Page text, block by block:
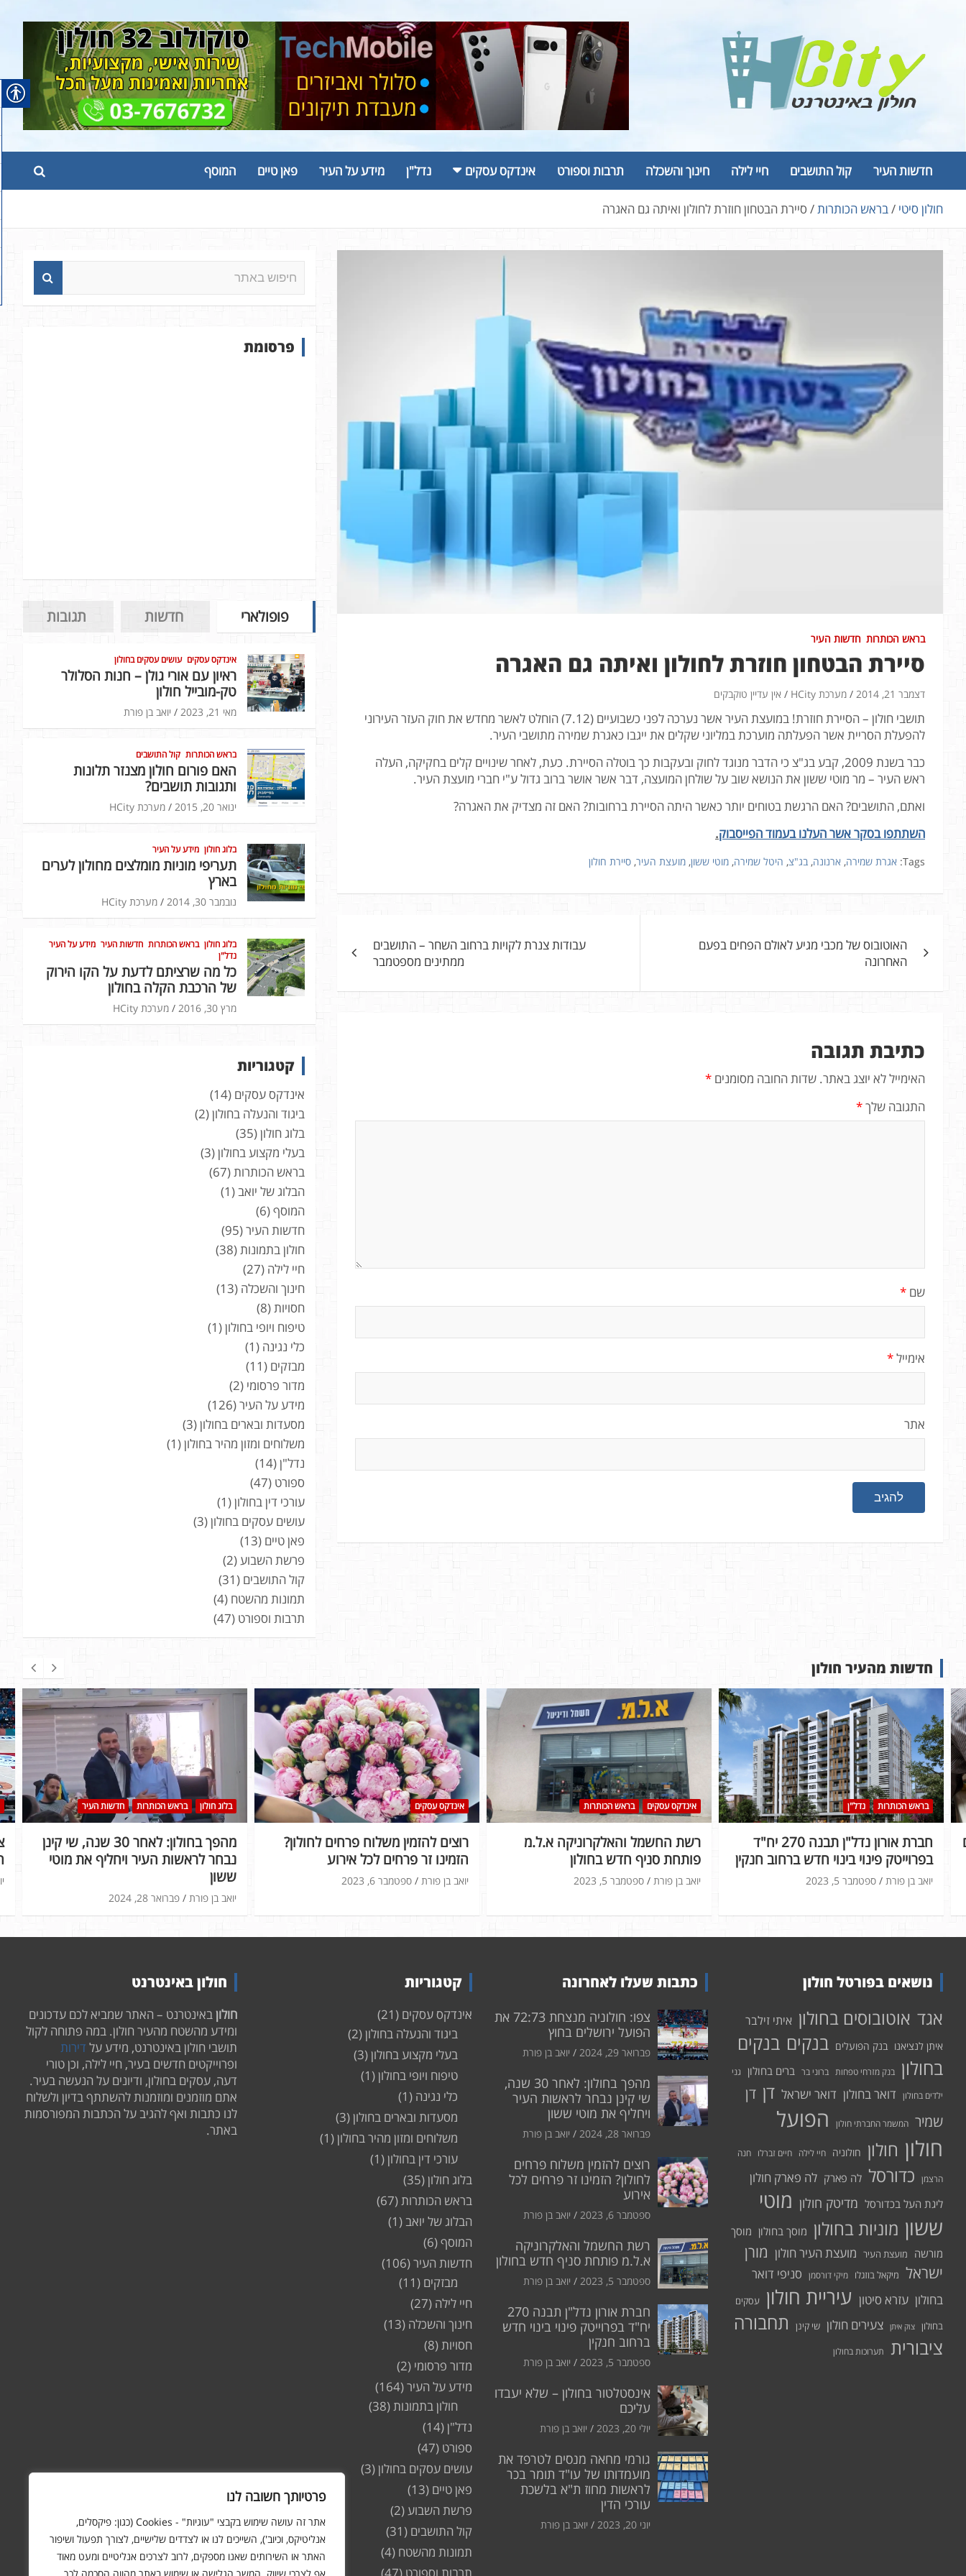
פרטיותך חשובה לנו
אתר זה עושה שימוש בקבצי "עוגיות" - Cookies (כגון: פיקסלים,
אנליטיקס, וכיוב'), השייכים לנו או לצדדים שלישיים, לצורך תפעול ושיפור
האתר או השירותים שאנו מספקים, לרוב לצרכים אנליטיים ומעט מאוד
חדשות העיר קול התושבים חיי לילה חינוך והשכלה תרבות וספורט אינדקס עסקים נדל"ן מידע על העיר פאן טיים המוסף
חולון סיטי בראש הכותרות סיירת הבטחון חוזרת לחולון ואיתה גם האגרה
בראש הכותרות חדשות העיר
סיירת הבטחון חוזרת לחולון ואיתה גם האגרה
דצמבר 21, 2014 מערכת HCity אין עדיין טוקבקים
תושבי חולון – הסיירת חוזרת! במועצת העיר אשר נערכה לפני כשבועיים (7.12) הוחלט לאשר מחדש את חוק העזר העירוני
להפעלת הסריית אשר הפעלתה מוערכת במליוני שקלים את ייגבו כאגרת שמירה מתושבי העיר.
כבר בשנת 2009, קבע בג"צ כי הדבר מנוגד לחוק ובעקבות כך בוטלה הסיירת. כעת, לאחר שינויים קלים בחקיקה, העלה
ראש העיר – מר מוטי ששון את הנושא שוב על שולחן המועצה, דבר אשר אושר ברוב גדול ע"י חברי מועצת העיר.
ואתם, התושבים? האם הרגשת בטוחים יותר כאשר היתה הסיירת ברחובות? האם זה מצדיק את האגרה?
השתתפו בסקר אשר העלנו בעמוד הפייסבוק.
Tags: אגרת שמירה, ארנונה, בג"צ, היטל שמירה, מוטי ששון, מועצת העיר, סיירת חולון
האוטובוס של מכבי מגיע לאולם הפחים בפעם
האחרונה
עבודות צנרת לקויות ברחוב השחר – התושבים
ממתינים מספטמבר
כתיבת תגובה
האימייל לא יוצג באתר. שדות החובה מסומנים *
התגובה שלך*
שם *
אימייל*
אתר
פ
ש
פרסומת
פופולארי חדשות תגובות
אינדקס עסקים עושים עסקים בחולון
ראיון עם אורי גולן – חנות הסלולר
טק-מובייל חולון
מאי 21, 2023 יואב בן פורת
בראש הכותרות קול התושבים
האם פורום חולון מצנזר תלונות
ותגובות תושבים?
ינואר 20, 2015 מערכת HCity
בלוג חולון מידע על העיר
תעריפי מוניות מומלצים מחולון לערים
בארץ
נובמבר 30, 2014 מערכת HCity
בלוג חולון בראש הכותרות חדשות העיר מידע על העיר
נדל"ן
כל מה שרציתם לדעת על הקו הירוק
של הרכבת הקלה בחולון
מרץ 30, 2016 מערכת HCity
קטגוריות
אינדקס עסקים (14)
ביגוד והנעלה בחולון(2)
בלוג חולון(35)
בעלי מקצוע בחולון(3)
בראש הכותרות (67)
הבלוג של יואב (1)
המוסף(6)
חדשות העיר(95)
חולון בתמונות (38)
חיי לילה (27)
חינוך והשכלה (13)
חסויות (8)
טיפוח ויופי בחולון(1)
כלי נגינה (1)
מבזקים (11)
מדור פרסומי (2)
מידע על העיר(126)
מסעדות ובארים בחולון(3)
משלוחים ומזון מהיר בחולון(1)
נדל"ן(14)
ספורט (47)
עורכי דין בחולון(1)
עושים עסקים בחולון(3)
פאן טיים (13)
פרשת השבוע (2)
קול התושבים (31)
תמונות מהשטח (4)
תרבות וספורט (47)
חדשות מהעיר חולון
בלוג חולון בראש הכותרות חדשות העיר
מהפך בחולון: לאחר 30 שנה, שי קינן
נבחר לראשות העיר ויחליף את מוטי
ששון
פברואר 28, 2024 יואב בן פורת
אינדקס עסקים
רוצים להזמין משלוח פרחים לחולון?
הזמינו זר פרחים לכל אירוע
ספטמבר 6, 2023 יואב בן פורת
אינדקס עסקים בראש הכותרות
רשת החשמל והאלקרוניקה א.ל.מ
פותחת סניף חדש בחולון
ספטמבר 5, 2023 יואב בן פורת
בראש הכותרות נדל"ן
חברת אורון נדל"ן תבנה 270 יח"ד
בפרוייטק פינוי בינוי חדש ברחוב חנקין
ספטמבר 5, 2023 יואב בן פורת
נושאים בפורטל חולון
אגד אוטובוסים בחולון איתי זילבר
איתן לנציאנו בנק הפועלים בנקים בנקים
בחולון בנק מזרחי טפחות ברוני בר ברים בחולון גני
ילדים בחולון דואר בחולון דואר ישראל דן דן
שמיר המשמר החברתי חולון
הפועל
חולון חולון חולוניה חיי לילה חיים זברלו חנה
הרצמן כדורסל לה פארק לה פארק חולון
ליגת העל בכדורסל מדיטק חולון מוטי
ששון מוניות בחולון מוסך בחולון מוסך
מורשה
מועצת העיר מועצת העיר חולון מורן
ישראל מיקאל בוזגלו מיקי דורסמן סניפי דואר
בחולון עזרא סיטון עיריית חולון עסקים
בחולון
צוק איתן צעירים חולון שי קינן
תחבורה
ציבורית
תערוכות בחולון
כתבות שעלו לאחרונה
צפו: חולוניה מנצחת 72:73 את
הפועל ירושלים בחוץ
פברואר 29, 2024 יואב בן פורת
מהפך בחולון: לאחר 30 שנה,
שי קינן נבחר לראשות העיר
ויחליף את מוטי ששון
פברואר 28, 2024 יואב בן פורת
רוצים להזמין משלוח פרחים
לחולון? הזמינו זר פרחים לכל
אירוע
ספטמבר 6, 2023 יואב בן פורת
רשת החשמל והאלקרוניקה
א.ל.מ פותחת סניף חדש בחולון
ספטמבר 5, 2023 יואב בן פורת
חברת אורון נדל"ן תבנה 270
יח"ד בפרוייטק פינוי בינוי חדש
ברחוב חנקין
ספטמבר 5, 2023 יואב בן פורת
אינסטלטור בחולון – שלא יעבדו
עליכם
יולי 20, 2023 יואב בן פורת
גורמי מחאה מנסים לטרפד את
מועמדותו של עו"ד תומר בכר
לראשות מחוז ת"א בלשכת
עורכי הדין
יוני 20, 2023 יואב בן פורת
קטגוריות
אינדקס עסקים (21)
ביגוד והנעלה בחולון(2)
בעלי מקצוע בחולון(3)
טיפוח ויופי בחולון(1)
כלי נגינה (1)
מסעדות ובארים בחולון(3)
משלוחים ומזון מהיר בחולון(1)
עורכי דין בחולון(1)
בלוג חולון(35)
בראש הכותרות(67)
הבלוג של יואב (1)
המוסף(6)
חדשות העיר(106)
מבזקים (11)
חיי לילה (27)
חינוך והשכלה (13)
חסויות(8)
מדור פרסומי (2)
מידע על העיר(164)
חולון בתמונות(38)
נדל"ן(14)
ספורט (47)
עושים עסקים בחולון(3)
פאן טיים (13)
פרשת השבוע(2)
קול התושבים (31)
תמונות מהשטח (4)
חולון באינטרנט
חולוןבאינטרנט – האתר שמביא לכם עדכונים
ומידע מהשטח מהעיר חולון. במה פתוחה לקול
תושבי חולון באינטרנט, מידע על דירות
ופרוייקטים חדשים בעיר, חיי לילה, וכן טורי
דעה, עסקים בחולון, ודיונים על הנעשה בעיר.
אתם מוזמנים ומוזמנות להשתתף בדיון ולשלוח
לנו כתבות ואף להגיב על הכתבות המפורסמות
באתר.